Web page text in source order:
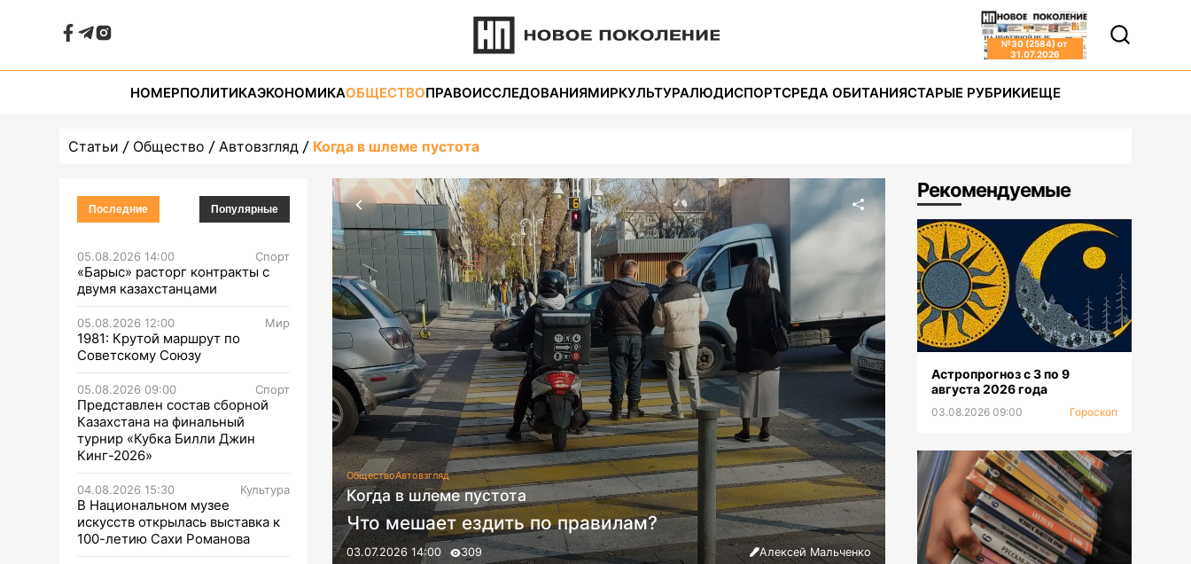
№30 (2584) от
31.07.2026
НОМЕРПОЛИТИКАЭКОНОМИКАОБЩЕСТВОПРАВОИССЛЕДОВАНИЯМИРКУЛЬТУРАЛЮДИСПОРТСРЕДА ОБИТАНИЯСТАРЫЕ РУБРИКИЕЩЕ
Статьи Общество Автовзгляд Когда в шлеме пустота
Последние Популярные
05.08.2026 14:00 Спорт
«Барыс» расторг контракты с
двумя казахстанцами
05.08.2026 12:00 Мир
1981: Крутой маршрут по
Советскому Союзу
05.08.2026 09:00 Спорт
Представлен состав сборной
Казахстана на финальный
турнир «Кубка Билли Джин
Кинг-2026»
04.08.2026 15:30 Культура
В Национальном музее
искусств открылась выставка к
100-летию Сахи Романова
ОбществоАвтовзгляд
Когда в шлеме пустота
Что мешает ездить по правилам?
03.07.2026 14:00 309 Алексей Мальченко
Рекомендуемые
Астропрогноз с 3 по 9
августа 2026 года
03.08.2026 09:00 Гороскоп